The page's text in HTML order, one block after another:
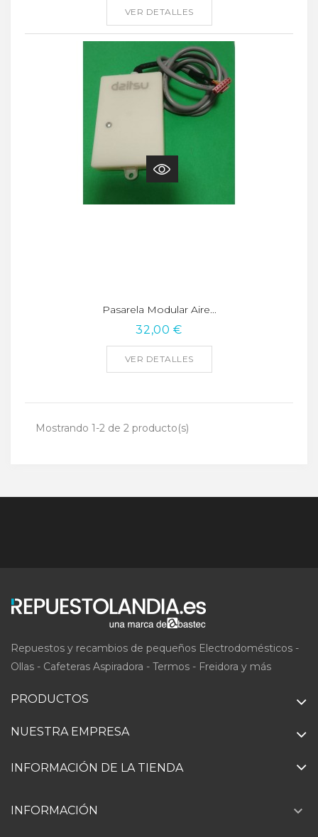
VER DETALLES
Pasarela Modular Aire...
32,00 €
VER DETALLES
Mostrando 1-2 de 2 producto(s)
Repuestos y recambios de pequeños Electrodomésticos -
Ollas - Cafeteras Aspiradora - Termos - Freidora y más
PRODUCTOS
NUESTRA EMPRESA
INFORMACIÓN DE LA TIENDA
INFORMACIÓN 